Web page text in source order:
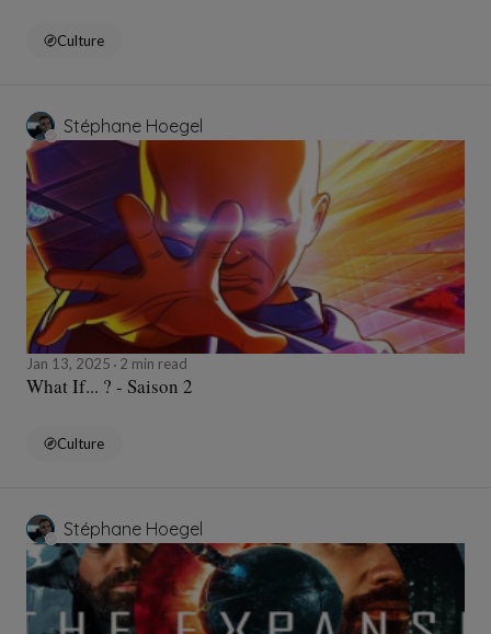
Culture
Stéphane Hoegel
Jan 13, 2025 2 min read
What If... ? - Saison 2
Culture
Stéphane Hoegel